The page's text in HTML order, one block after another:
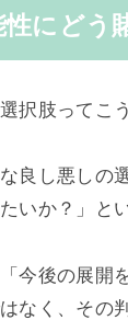
性にどう
択肢ってこ
良し悪しの
いか？」と
今後の展開
なく、その